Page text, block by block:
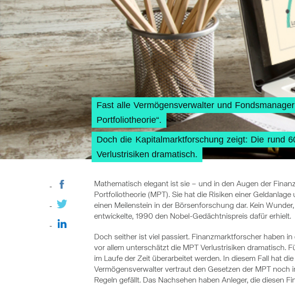
Fast alle Vermögensverwalter und
Portfoliotheorie“.
Doch die Kapitalmarktforschung zeigt: Die rund
Verlustrisiken dramatisch.
Mathematisch elegant ist sie – und in den Augen der
Portfoliotheorie (MPT). Sie hat die Risiken einer
einen Meilenstein in der Börsenforschung dar. Kein
entwickelte, 1990 den Nobel-Gedächtnispreis dafür erhielt.
Doch seither ist viel passiert. Finanzmarktforscher haben
vor allem unterschätzt die MPT Verlustrisiken dramatisch.
im Laufe der Zeit überarbeitet werden. In diesem Fall hat
Vermögensverwalter vertraut den Gesetzen der MPT
Regeln gefällt. Das Nachsehen haben Anleger, die diesen